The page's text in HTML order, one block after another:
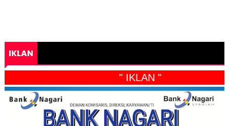
IKLAN
" IKLAN "